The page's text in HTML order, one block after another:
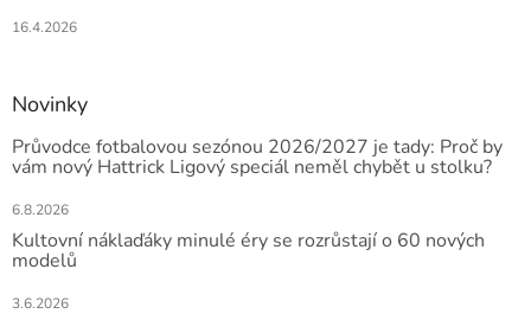
16.4.2026
Novinky
Průvodce fotbalovou sezónou 2026/2027 je tady: Proč by
vám nový Hattrick Ligový speciál neměl chybět u stolku?
6.8.2026
Kultovní náklaďáky minulé éry se rozrůstají o 60 nových
modelů
3.6.2026